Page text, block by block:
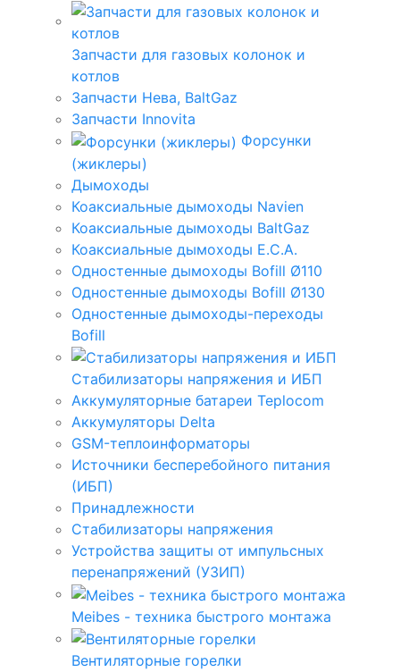
Запчасти для газовых колонок и
котлов
Запчасти Нева, BaltGaz
Запчасти Innovita
Форсунки
(жиклеры)
Дымоходы
Коаксиальные дымоходы Navien
Коаксиальные дымоходы BaltGaz
Коаксиальные дымоходы E.C.A.
Одностенные дымоходы Bofill Ø110
Одностенные дымоходы Bofill Ø130
Одностенные дымоходы-переходы
Bofill
Стабилизаторы напряжения и ИБП
Аккумуляторные батареи Teplocom
Аккумуляторы Delta
GSM-теплоинформаторы
Источники бесперебойного питания
(ИБП)
Принадлежности
Стабилизаторы напряжения
Устройства защиты от импульсных
перенапряжений (УЗИП)
Meibes - техника быстрого монтажа
Вентиляторные горелки